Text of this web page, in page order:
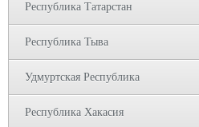
Республика Татарстан
Республика Тыва
Удмуртская Республика
Республика Хакасия